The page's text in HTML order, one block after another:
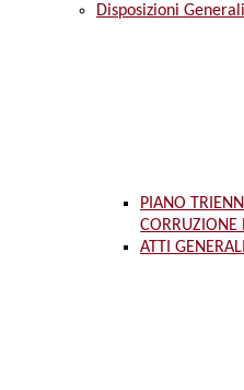
Disposizioni Generali
PIANO
CORRUZIONE
ATTI GENERALI